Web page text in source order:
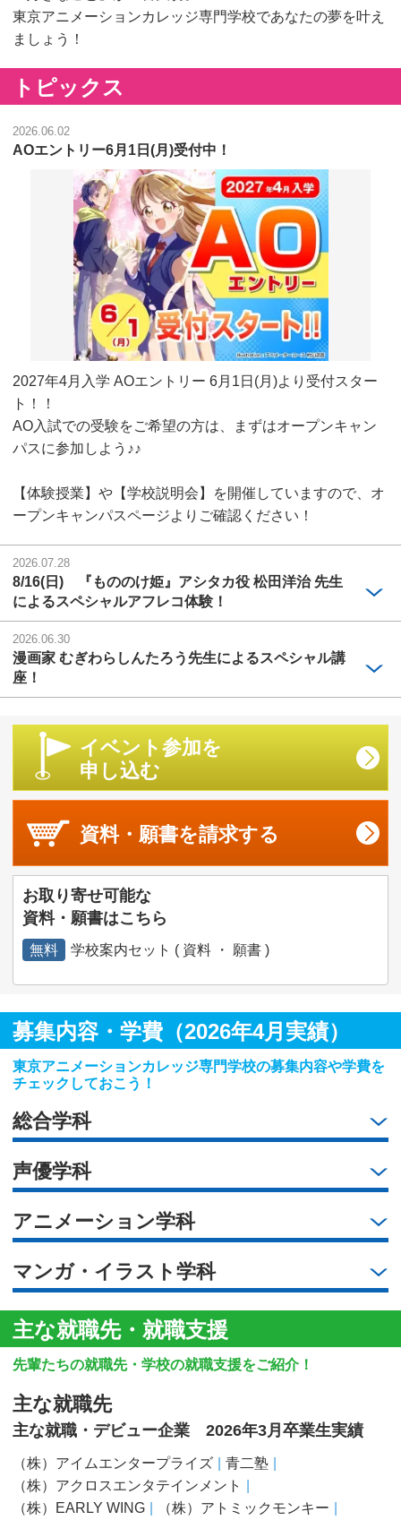
東京アニメーションカレッジ専門学校であなたの夢を叶え
ましょう！
トピックス
2026.06.02
AOエントリー6月1日(月)受付中！
2027年4月入学 AOエントリー 6月1日(月)より受付スター
ト！！
AO入試での受験をご希望の方は、まずはオープンキャン
パスに参加しよう♪♪
【体験授業】や【学校説明会】を開催していますので、オ
ープンキャンパスページよりご確認ください！
2026.07.28
8/16(日) 『もののけ姫』アシタカ役 松田洋治 先生
によるスペシャルアフレコ体験！
2026.06.30
漫画家 むぎわらしんたろう先生によるスペシャル講
座！
イベント参加を
申し込む
資料・願書を請求する
お取り寄せ可能な
資料・願書はこちら
無料 学校案内セット ( 資料 ・ 願書 )
募集内容・学費（2026年4月実績）
東京アニメーションカレッジ専門学校の募集内容や学費を
チェックしておこう！
総合学科
声優学科
アニメーション学科
マンガ・イラスト学科
主な就職先・就職支援
先輩たちの就職先・学校の就職支援をご紹介！
主な就職先
主な就職・デビュー企業 2026年3月卒業生実績
（株）アイムエンタープライズ
青二塾
（株）アクロスエンタテインメント
（株）EARLY WING
（株）アトミックモンキー